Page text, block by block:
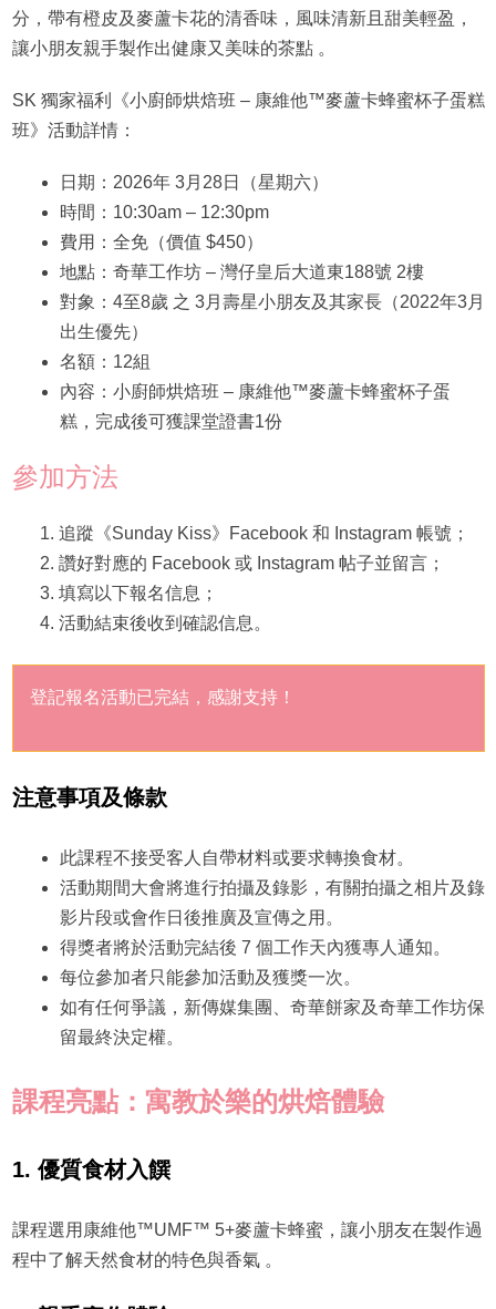
分，帶有橙皮及麥蘆卡花的清香味，風味清新且甜美輕盈，
讓小朋友親手製作出健康又美味的茶點 。
SK 獨家福利《小廚師烘焙班 – 康維他™麥蘆卡蜂蜜杯子蛋糕
班》活動詳情：
日期：2026年 3月28日（星期六）
時間：10:30am – 12:30pm
費用：全免（價值 $450）
地點：奇華工作坊 – 灣仔皇后大道東188號 2樓
對象：4至8歲 之 3月壽星小朋友及其家長（2022年3月
出生優先）
名額：12組
內容：小廚師烘焙班 – 康維他™麥蘆卡蜂蜜杯子蛋
糕，完成後可獲課堂證書1份
參加方法
追蹤《Sunday Kiss》Facebook 和 Instagram 帳號；
讚好對應的 Facebook 或 Instagram 帖子並留言；
填寫以下報名信息；
活動結束後收到確認信息。
登記報名活動已完結，感謝支持！
注意事項及條款
此課程不接受客人自帶材料或要求轉換食材。
活動期間大會將進行拍攝及錄影，有關拍攝之相片及錄
影片段或會作日後推廣及宣傳之用。
得獎者將於活動完結後 7 個工作天內獲專人通知。
每位參加者只能參加活動及獲獎一次。
如有任何爭議，新傳媒集團、奇華餅家及奇華工作坊保
留最終決定權。
課程亮點：寓教於樂的烘焙體驗
1. 優質食材入饌
課程選用康維他™UMF™ 5+麥蘆卡蜂蜜，讓小朋友在製作過
程中了解天然食材的特色與香氣 。